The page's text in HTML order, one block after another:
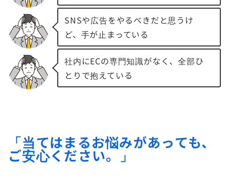
SNSや広告をやるべきだと思うけ
ど、手が止まっている
社内にECの専門知識がなく、全部ひ
とりで抱えている
「当てはまるお悩みがあっても、
ご安心ください。」